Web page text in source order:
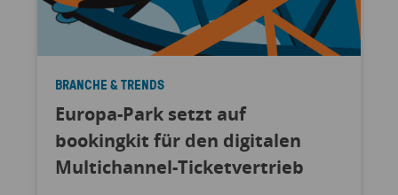
BRANCHE & TRENDS
Europa-Park setzt auf
bookingkit für den digitalen
Multichannel-Ticketvertrieb